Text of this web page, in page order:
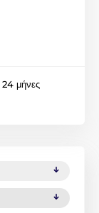
24 μήνες